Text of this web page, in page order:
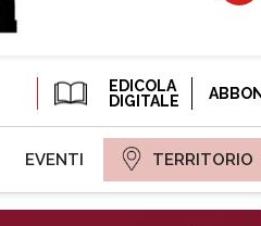
EDICOLA
DIGITALE
EVENTI TERRITORIO